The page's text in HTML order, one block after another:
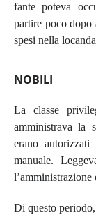
fante poteva
partire poco dopo
spesi nella
NOBILI
La classe
amministrava la
erano
manuale.
Di questo